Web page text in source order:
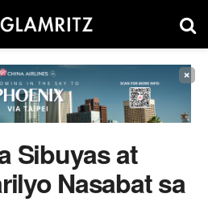
×
Sibuyas at
Nasabat sa